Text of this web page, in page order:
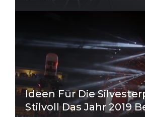
Ideen Für Die
Stilvoll Das Jahr 2019